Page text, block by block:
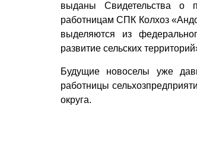
выданы Свидетельства о
работницам СПК Колхоз
выделяются из
развитие сельских
Будущие новоселы уже
работницы
округа.